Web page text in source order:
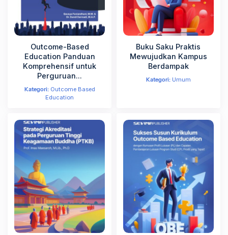
Outcome-Based
Education Panduan
Komprehensif untuk
Perguruan...
Kategori:Outcome Based
Education
Buku Saku Praktis
Mewujudkan Kampus
Berdampak
Kategori:Umum